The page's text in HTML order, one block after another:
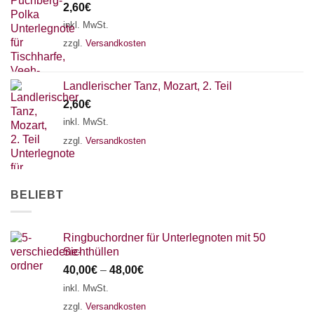
2,60€
inkl. MwSt.
zzgl. Versandkosten
Landlerischer Tanz, Mozart, 2. Teil
2,60€
inkl. MwSt.
zzgl. Versandkosten
BELIEBT
Ringbuchordner für Unterlegnoten mit 50
Sichthüllen
40,00€ – 48,00€
inkl. MwSt.
zzgl. Versandkosten
18 SAITEN
AKKORDZITHER